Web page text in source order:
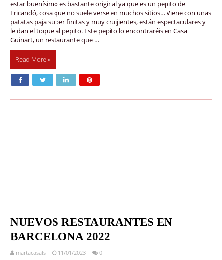
estar buenísimo es bastante original ya que es un pepito de
Fricandó, cosa que no suele verse en muchos sitios… Viene con unas
patatas paja super finitas y muy cruijientes, están espectaculares y
le dan el toque al pepito. Este pepito lo encontraréis en Casa
Guinart, un restaurante que …
Read More »
NUEVOS RESTAURANTES EN
BARCELONA 2022
martacasals 11/01/2023 0